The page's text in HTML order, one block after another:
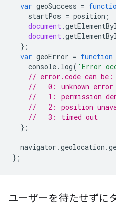
var geoSuccess =
startPos = position ;
document .
document .
};
var geoError = function
console. log( 'Error
// error.code can be:
//   0: unknown error
//   1: permission
//   2: position
//   3: timed out
};
navigator .geolocation .
};
ユーザーを待たせずに